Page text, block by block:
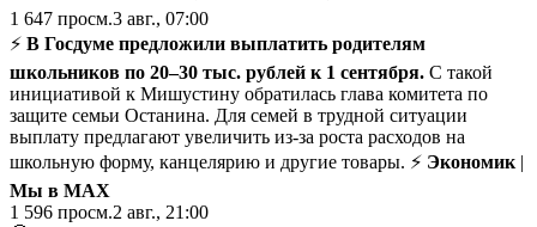
1 647 просм.3 авг., 07:00
⚡️ В Госдуме предложили выплатить родителям
школьников по 20–30 тыс. рублей к 1 сентября. С такой
инициативой к Мишустину обратилась глава комитета по
защите семьи Останина. Для семей в трудной ситуации
выплату предлагают увеличить из-за роста расходов на
школьную форму, канцелярию и другие товары. ⚡ Экономик |
Мы в MAX
1 596 просм.2 авг., 21:00